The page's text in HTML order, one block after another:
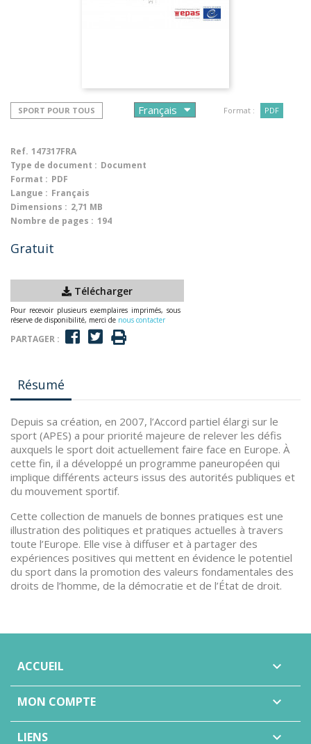
SPORT POUR TOUS Format : PDF
Ref. 147317FRA
Type de document : Document
Format : PDF
Langue : Français
Dimensions : 2,71 MB
Nombre de pages : 194
Gratuit
Télécharger
Pour recevoir plusieurs exemplaires imprimés, sous
réserve de disponibilité, merci de nous contacter
PARTAGER :
Résumé
Depuis sa création, en 2007, l’Accord partiel élargi sur le
sport (APES) a pour priorité majeure de relever les défis
auxquels le sport doit actuellement faire face en Europe. À
cette fin, il a développé un programme paneuropéen qui
implique différents acteurs issus des autorités publiques et
du mouvement sportif.
Cette collection de manuels de bonnes pratiques est une
illustration des politiques et pratiques actuelles à travers
toute l’Europe. Elle vise à diffuser et à partager des
expériences positives qui mettent en évidence le potentiel
du sport dans la promotion des valeurs fondamentales des
droits de l’homme, de la démocratie et de l’État de droit.
ACCUEIL 
MON COMPTE 
LIENS 